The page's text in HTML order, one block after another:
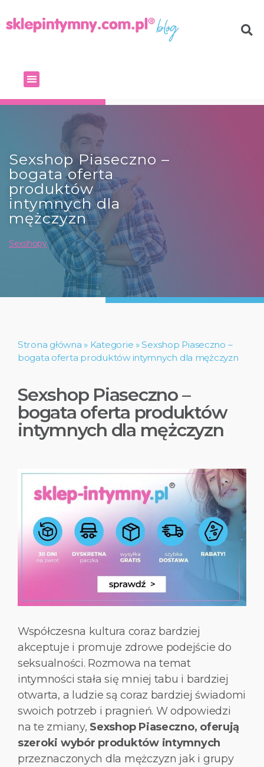
Sexshop Piaseczno –
bogata oferta
produktów
intymnych dla
mężczyzn
Sexshopy
Strona główna » Kategorie »Sexshop Piaseczno –
bogata oferta produktów intymnych dla mężczyzn
Sexshop Piaseczno –
bogata oferta produktów
intymnych dla mężczyzn
Współczesna kultura coraz bardziej
akceptuje i promuje zdrowe podejście do
seksualności. Rozmowa na temat
intymności stała się mniej tabu i bardziej
otwarta, a ludzie są coraz bardziej świadomi
swoich potrzeb i pragnień. W odpowiedzi
na te zmiany, Sexshop Piaseczno, oferują
szeroki wybór produktów intymnych
przeznaczonych dla mężczyzn jak i grupy